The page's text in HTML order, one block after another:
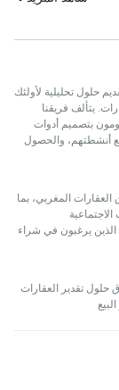
حلول تحليلية لأولئك
يتألف فريقنا
بتصميم أدوات
أنشطتهم، والحصول
المغربي، بما
الذين يرغبون في شراء
حلول تقدير العقارات